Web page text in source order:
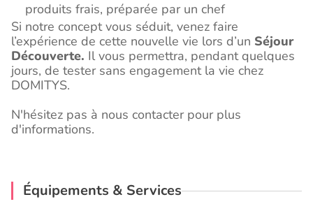
produits frais, préparée par un chef
Si notre concept vous séduit, venez faire
l’expérience de cette nouvelle vie lors d’un Séjour
Découverte. Il vous permettra, pendant quelques
jours, de tester sans engagement la vie chez
DOMITYS.
N'hésitez pas à nous contacter pour plus
d'informations.
Équipements & Services